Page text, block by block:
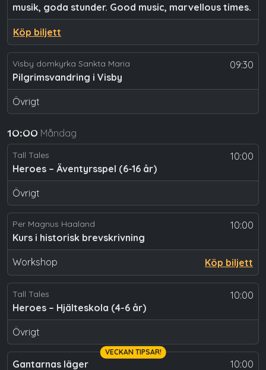
musik, goda stunder. Good music, marvellous times.
Köp biljett
09:30
Visby domkyrka Sankta Maria
Pilgrimsvandring i Visby
Övrigt
10:00 Måndag
10:00
Tall Tales
Heroes – Äventyrsspel (6-16 år)
Övrigt
10:00
Per Magnus Haaland
Kurs i historisk brevskrivning
Workshop Köp biljett
10:00
Tall Tales
Heroes – Hjälteskola (4-6 år)
Övrigt
10:00
Gantarnas läger
VECKAN TIPSAR!